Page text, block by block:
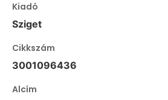
Kiadó
Sziget
Cikkszám
3001096436
Alcím